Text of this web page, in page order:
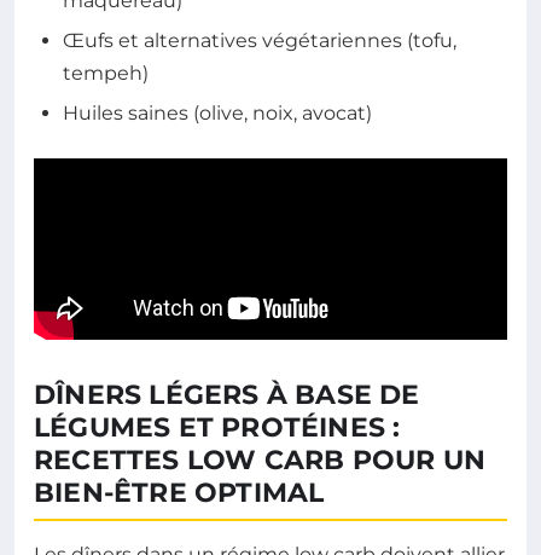
Œufs et alternatives végétariennes (tofu,
tempeh)
Huiles saines (olive, noix, avocat)
DÎNERS LÉGERS À BASE DE
LÉGUMES ET PROTÉINES :
RECETTES LOW CARB POUR UN
BIEN-ÊTRE OPTIMAL